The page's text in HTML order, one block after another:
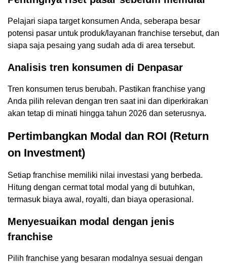
Pelajari siapa target konsumen Anda, seberapa besar
potensi pasar untuk produk/layanan franchise tersebut, dan
siapa saja pesaing yang sudah ada di area tersebut.
Analisis tren konsumen di Denpasar
Tren konsumen terus berubah. Pastikan franchise yang
Anda pilih relevan dengan tren saat ini dan diperkirakan
akan tetap di minati hingga tahun 2026 dan seterusnya.
Pertimbangkan Modal dan ROI (Return
on Investment)
Setiap franchise memiliki nilai investasi yang berbeda.
Hitung dengan cermat total modal yang di butuhkan,
termasuk biaya awal, royalti, dan biaya operasional.
Menyesuaikan modal dengan jenis
franchise
Pilih franchise yang besaran modalnya sesuai dengan